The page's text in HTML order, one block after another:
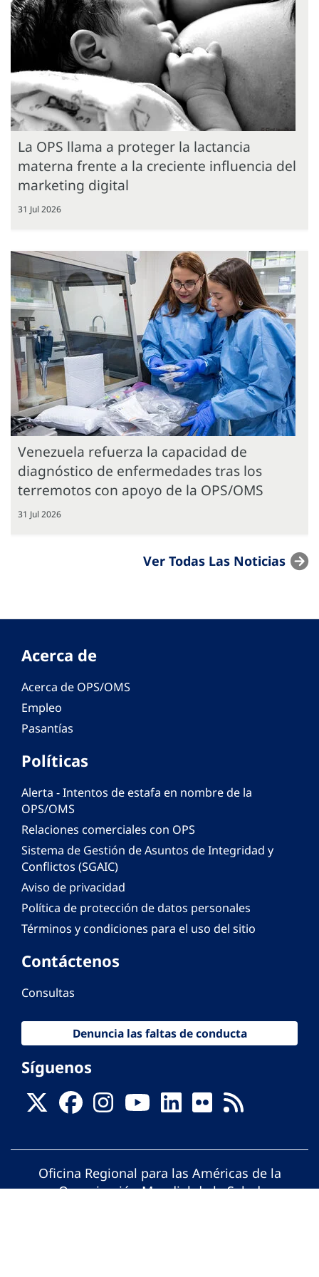
La OPS llama a proteger la lactancia
materna frente a la creciente influencia del
marketing digital
31 Jul 2026
Venezuela refuerza la capacidad de
diagnóstico de enfermedades tras los
terremotos con apoyo de la OPS/OMS
31 Jul 2026
Ver Todas Las Noticias
Acerca de
Acerca de OPS/OMS
Empleo
Pasantías
Políticas
Alerta - Intentos de estafa en nombre de la
OPS/OMS
Relaciones comerciales con OPS
Sistema de Gestión de Asuntos de Integridad y
Conflictos (SGAIC)
Aviso de privacidad
Política de protección de datos personales
Términos y condiciones para el uso del sitio
Contáctenos
Consultas
Denuncia las faltas de conducta
Síguenos
Oficina Regional para las Américas de la
Organización Mundial de la Salud